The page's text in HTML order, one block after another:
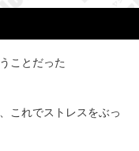
ことだった
これでストレスをぶっ